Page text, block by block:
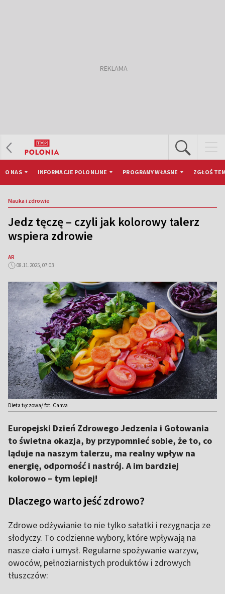
O NAS INFORMACJE POLONIJNE PROGRAMY WŁASNE ZGŁOŚ
Nauka i zdrowie
Jedz tęczę – czyli jak kolorowy talerz
wspiera zdrowie
AR
08.11.2025, 07:03
Dieta tęczowa/ fot. Canva
Europejski Dzień Zdrowego Jedzenia i Gotowania
to świetna okazja, by przypomnieć sobie, że to, co
ląduje na naszym talerzu, ma realny wpływ na
energię, odporność i nastrój. A im bardziej
kolorowo – tym lepiej!
Dlaczego warto jeść zdrowo?
Zdrowe odżywianie to nie tylko sałatki i rezygnacja ze
słodyczy. To codzienne wybory, które wpływają na
nasze ciało i umysł. Regularne spożywanie warzyw,
owoców, pełnoziarnistych produktów i zdrowych
tłuszczów: